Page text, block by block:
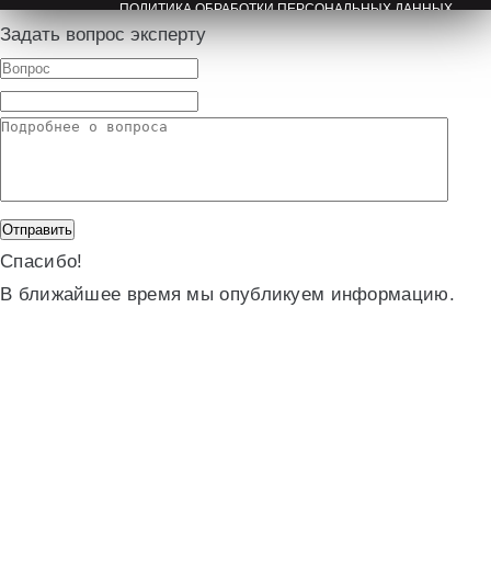
ПОЛИТИКА ОБРАБОТКИ ПЕРСОНАЛЬНЫХ ДАННЫХ
ПРАВООБЛАДАТЕЛЯМ
Задать вопрос эксперту
Спасибо!
В ближайшее время мы опубликуем информацию.